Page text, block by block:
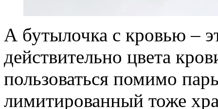
А бутылочка с кровью –
действительно цвета
пользоваться помимо
лимитированный тоже